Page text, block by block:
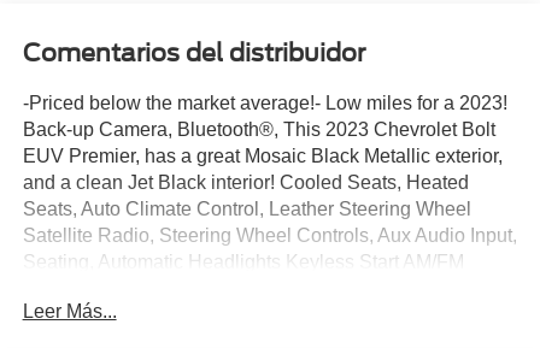
Comentarios del distribuidor
-Priced below the market average!- Low miles for a 2023!
Back-up Camera, Bluetooth®, This 2023 Chevrolet Bolt
EUV Premier, has a great Mosaic Black Metallic exterior,
and a clean Jet Black interior! Cooled Seats, Heated
Seats, Auto Climate Control, Leather Steering Wheel
Satellite Radio, Steering Wheel Controls, Aux Audio Input,
Seating, Automatic Headlights Keyless Start AM/FM
Stability Control, ABS Brakes Satellite Radio Front Wheel
Leer Más...